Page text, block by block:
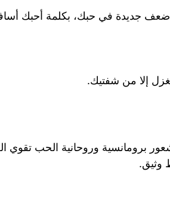
جديدة في حبك، بكلمة أحبك
برومانسية وروحانية الحب تقوي
وثيق.